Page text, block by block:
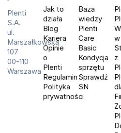
Plenti
S.A.
ul.
Marszałkowska
107
00-110
Warszawa
Jak to
działa
Blog
Kariera
Opinie
o
Plenti
Regulamin
Polityka
prywatności
Baza
wiedzy
Plenti
Care
Basic
Kondycja
sprzętu
Sprawdź
SN
z